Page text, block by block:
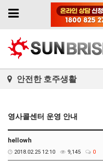
Toggle
안전한 호주생활
영사콜센터 운영 안내
hellowh
2018.02.25 12:10 9,145 0